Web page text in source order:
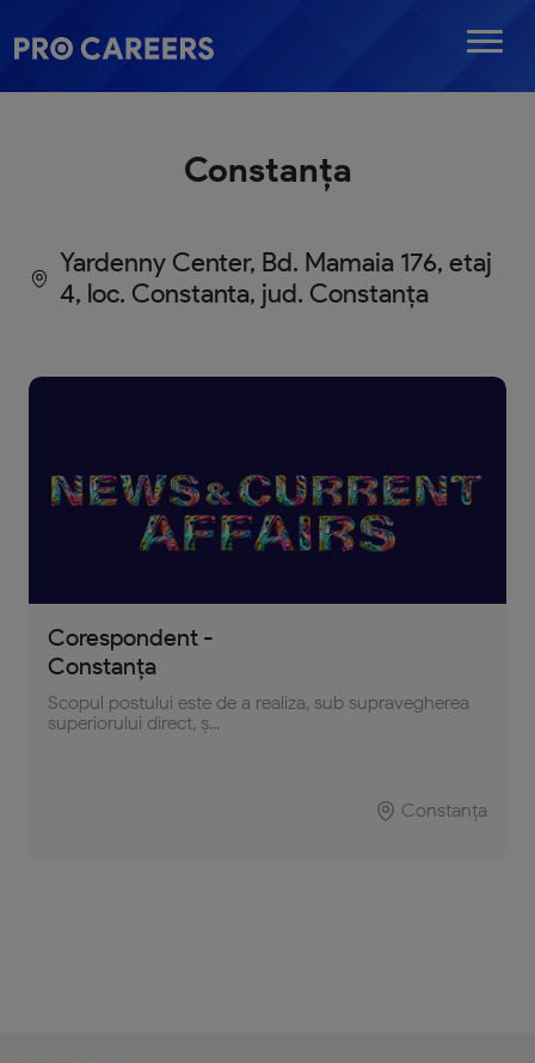
Constanța
Yardenny Center, Bd. Mamaia 176, etaj
4, loc. Constanta, jud. Constanța
Corespondent -
Constanța
Scopul postului este de a realiza, sub supravegherea
superiorului direct, ș...
Constanța